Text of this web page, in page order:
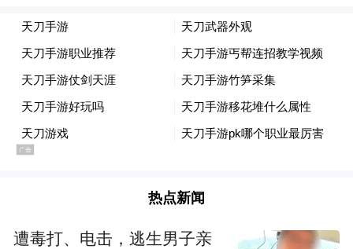
热点新闻
遭毒打、电击，逃生男子亲